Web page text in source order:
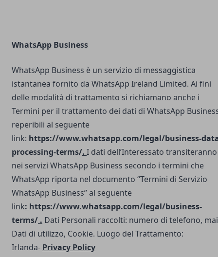
WhatsApp Business
WhatsApp Business è un servizio di messaggistica
istantanea fornito da WhatsApp Ireland Limited. Ai fini
delle modalità di trattamento si richiamano anche i
Termini per il trattamento dei dati di WhatsApp
reperibili al seguente
link: https://www.whatsapp.com/legal/business-
processing-terms/. I dati dell’Interessato transiteranno
nei servizi WhatsApp Business secondo i termini che
WhatsApp riporta nel documento “Termini di Servizio
WhatsApp Business” al seguente
link: https://www.whatsapp.com/legal/business-
terms/ . Dati Personali raccolti: numero di telefono,
Dati di utilizzo, Cookie. Luogo del Trattamento:
Irlanda- Privacy Policy